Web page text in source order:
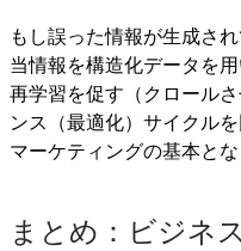
もし誤った情報が生成さ
当情報を構造化データを
再学習を促す（クロール
ンス（最適化）サイクル
マーケティングの基本とな
まとめ：ビジネ